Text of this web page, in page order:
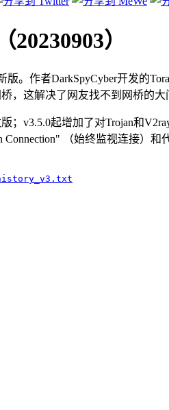
）
版。作者DarkSpyCyber开发的
，这解决了网友找不到网桥的
；v3.5.0起增加了对Trojan和
Connection" （始终监视连接）